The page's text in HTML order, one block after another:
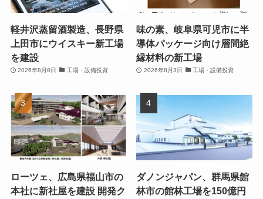
軽井沢蒸留酒製造、長野県
上田市にウイスキー新工場
を建設
2026年8月8日 工場・設備投資
味の素、岐阜県可児市に半
導体パッケージ向け層間絶
縁材料の新工場
2026年8月3日 工場・設備投資
ローツェ、広島県福山市の
本社に新社屋を建設 開発ク
ダノンジャパン、群馬県館
林市の館林工場を150億円